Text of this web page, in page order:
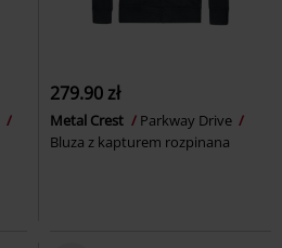
279.90 zł
Metal Crest
Parkway Drive
Bluza z kapturem rozpinana